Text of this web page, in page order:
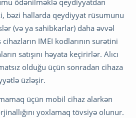
ödənilməklə qeydiyyatdan
bəzi hallarda qeydiyyat rüsumunu
(və ya sahibkarlar) daha əvvəl
IMEI kodlarının surətini
satışını həyata keçirirlər. Alıcı
olduğu üçün sonradan cihaza
üzləşir.
üçün mobil cihaz alarkən
yoxlamaq tövsiyə olunur.